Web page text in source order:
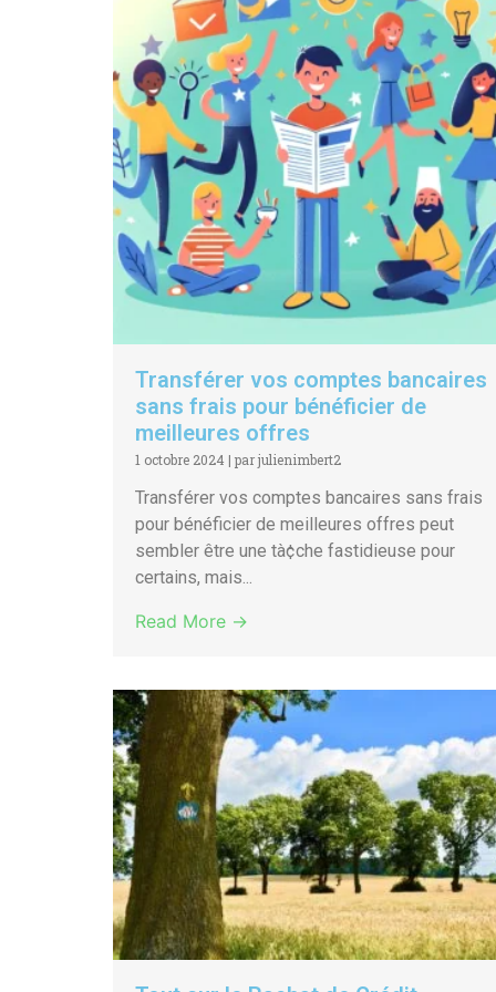
Transférer vos comptes bancaires
sans frais pour bénéficier de
meilleures offres
1 octobre 2024 | par julienimbert2
Transférer vos comptes bancaires sans frais
pour bénéficier de meilleures offres peut
sembler être une tà¢che fastidieuse pour
certains, mais...
Read More →